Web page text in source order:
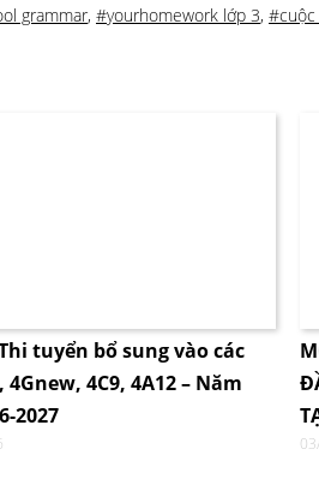
grammar, #yourhomework lớp 3, #cuộc
tuyển bổ sung vào các
4Gnew, 4C9, 4A12 – Năm
2027